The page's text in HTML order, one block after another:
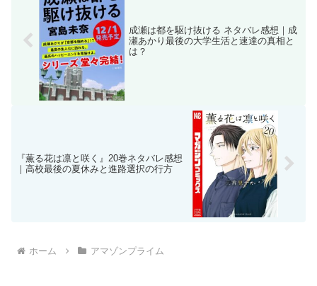
成瀬は都を駆け抜ける ネタバレ感想｜成
瀬あかり最後の大学生活と速達の真相と
は？
『薫る花は凛と咲く』20巻ネタバレ感想
｜高校最後の夏休みと進路選択の行方
ホーム アマゾンプライム